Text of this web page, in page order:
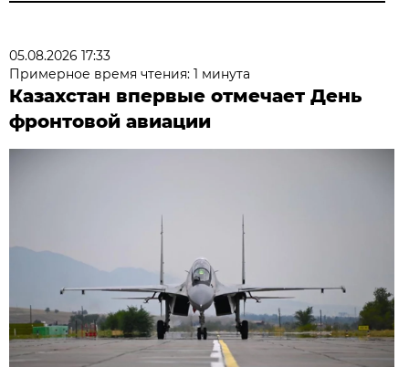
05.08.2026 17:33
Примерное время чтения: 1 минута
Казахстан впервые отмечает День
фронтовой авиации